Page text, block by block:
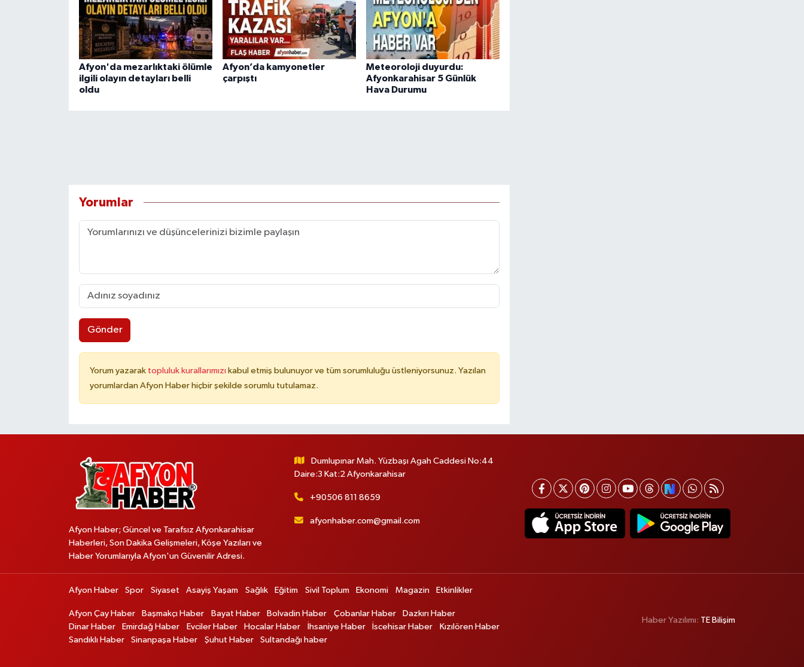
Afyon'da mezarlıktaki ölümle
ilgili olayın detayları belli
oldu
Afyon’da kamyonetler
çarpıştı
Meteoroloji duyurdu:
Afyonkarahisar 5 Günlük
Hava Durumu
Yorumlar
Gönder
Yorum yazarak topluluk kurallarımızı kabul etmiş bulunuyor ve tüm sorumluluğu üstleniyorsunuz. Yazılan
yorumlardan Afyon Haber hiçbir şekilde sorumlu tutulamaz.
Afyon Haber; Güncel ve Tarafsız Afyonkarahisar
Haberleri, Son Dakika Gelişmeleri, Köşe Yazıları ve
Haber Yorumlarıyla Afyon'un Güvenilir Adresi.
Dumlupınar Mah. Yüzbaşı Agah Caddesi No:44
Daire:3 Kat:2 Afyonkarahisar
+90506 811 8659
afyonhaber.com@gmail.com
Afyon Haber Spor Siyaset Asayiş Yaşam Sağlık Eğitim Sivil Toplum Ekonomi Magazin Etkinlikler
Afyon Çay Haber Başmakçı Haber Bayat Haber Bolvadin Haber Çobanlar Haber
Dazkırı Haber
Dinar Haber
Emirdağ Haber Evciler Haber Hocalar Haber İhsaniye Haber İscehisar Haber
Kızılören Haber
Sandıklı Haber
Sinanpaşa Haber Şuhut Haber Sultandağı haber
Haber Yazılımı: TE Bilişim